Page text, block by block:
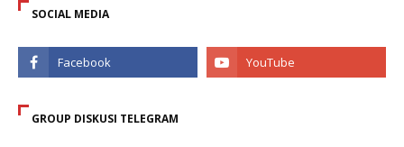
SOCIAL MEDIA
GROUP DISKUSI TELEGRAM